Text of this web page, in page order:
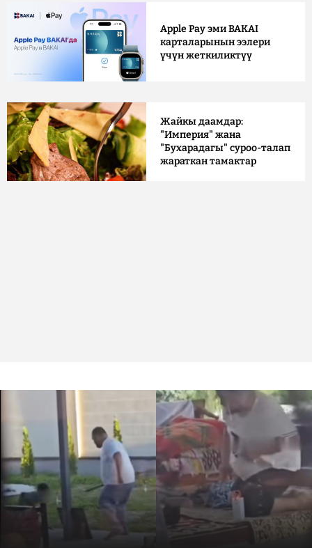
Apple Pay эми BAKAI
карталарынын ээлери
үчүн жеткиликтүү
Жайкы даамдар:
"Империя" жана
"Бухарадагы" суроо-талап
жараткан тамактар